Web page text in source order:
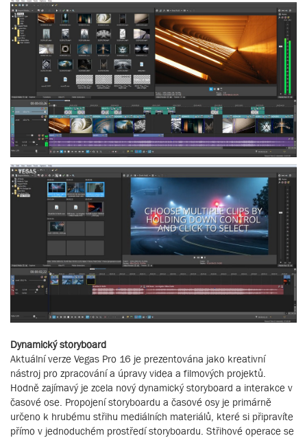
Dynamický storyboard
Aktuální verze Vegas Pro 16 je prezentována jako kreativní
nástroj pro zpracování a úpravy videa a filmových projektů.
Hodně zajímavý je zcela nový dynamický storyboard a interakce v
časové ose. Propojení storyboardu a časové osy je primárně
určeno k hrubému střihu mediálních materiálů, které si připravíte
přímo v jednoduchém prostředí storyboardu. Střihové operace se